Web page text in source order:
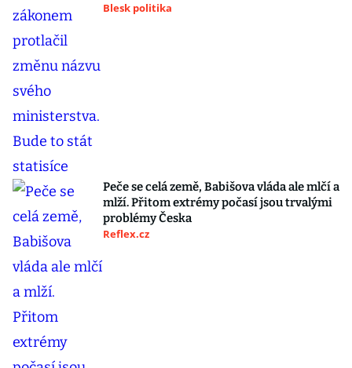
Blesk politika
Peče se celá země, Babišova vláda ale mlčí a
mlží. Přitom extrémy počasí jsou trvalými
problémy Česka
Reflex.cz